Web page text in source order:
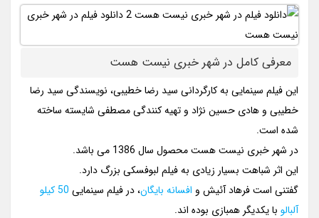
معرفی کامل در شهر خبری نیست هست
این فیلم سینمایی به کارگردانی سید رضا خطیبی، نویسندگی سید رضا
خطیبی و هادی حسین نژاد و تهیه کنندگی مصطفی شایسته ساخته
شده است.
در شهر خبری نیست هست محصول سال 1386 می باشد.
این اثر شباهت بسیار زیادی به فیلم لبوفسکی بزرگ دارد.
گفتنی است فرهاد آئیش و افسانه بایگان، در فیلم سینمایی
50 کیلو
آلبالو با یکدیگر همبازی بوده اند.